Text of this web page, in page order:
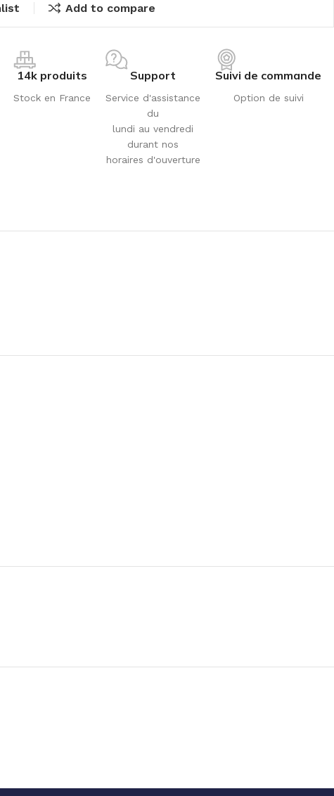
Add to compare
14k produits
Stock en France
Support
Service d'assistance
du
lundi au vendredi
durant nos
horaires d'ouverture
Suivi de commande
Option de suivi